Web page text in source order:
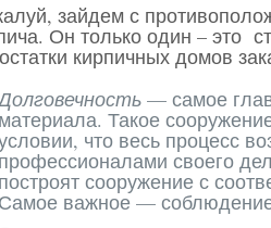
зайдем с
Он только один – это
кирпичных домов
— самое
материала. Такое
что весь процесс
своего
построят сооружение с
Самое важное — соблюдение